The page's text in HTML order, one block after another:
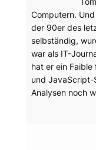
Computern.
der 90er des
selbständig,
war als IT-
hat er ein
und JavaScript-
Analysen noch